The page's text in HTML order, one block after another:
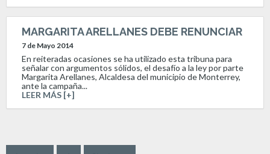
MARGARITA ARELLANES DEBE RENUNCIAR
7 de Mayo 2014
En reiteradas ocasiones se ha utilizado esta tribuna para
señalar con argumentos sólidos, el desafío a la ley por parte
Margarita Arellanes, Alcaldesa del municipio de Monterrey,
ante la campaña...
LEER MÁS [+]